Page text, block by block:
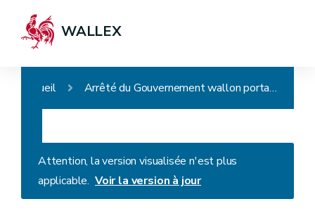
WALLEX
Accueil Arrêté du Gouvernement wallon portant exécution du décret du 30 avril 2009 relatif aux missions de contrôle des réviseurs au sein des organismes d'intérêt public, des intercommunales et des sociétés de logement de service public et au renforcement de la transparence dans l'attribution des marchés publics de réviseurs par un pouvoir adjudicateur wallon et modifiant certaines dispositions du décret du 12 février 2004 relatif aux commissaires du Gouvernement, du Code de la démocratie locale et de la décentralisation et du Code wallon du logement
Attention, la version visualisée n'est plus
applicable. Voir la version à jour